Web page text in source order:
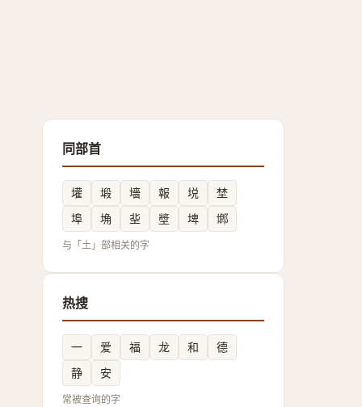
同部首
壦 塅 墻 報 㙂
埜
埠
埆 㘳 墏 埤 鿾
与「土」部相关的字
热搜
一 爱 福 龙 和
德
静
安
常被查询的字